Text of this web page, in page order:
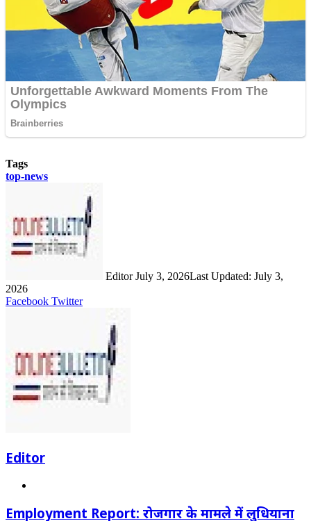
Tags
top-news
Editor July 3, 2026Last Updated: July 3,
2026
Facebook TwitterLinkedIn
Share
Print
Editor
Employment Report: रोजगार के मामले में लुधियाना